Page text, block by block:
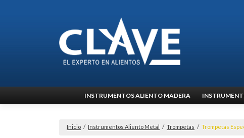
al
INSTRUMENTOS ALIENTO MADERA
Inicio / Instrumentos Aliento Metal / Trompetas / Trompetas